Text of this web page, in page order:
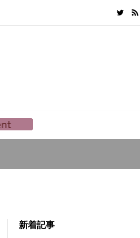
新着記事